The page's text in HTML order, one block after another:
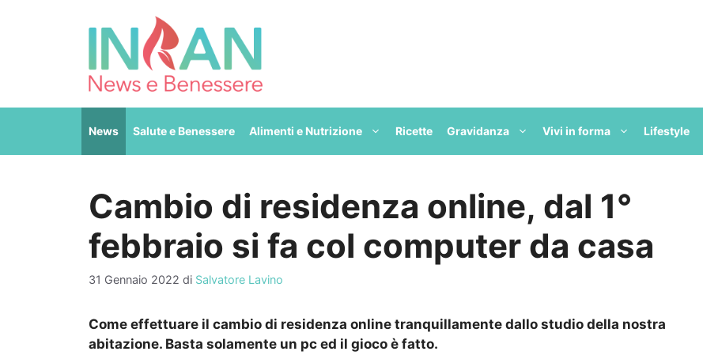
News Salute e Benessere Alimenti e Nutrizione Ricette Gravidanza Vivi in forma Lifestyle
Cambio di residenza online, dal 1°
febbraio si fa col computer da casa
31 Gennaio 2022 di Salvatore Lavino
Come effettuare il cambio di residenza online tranquillamente dallo studio della nostra
abitazione. Basta solamente un pc ed il gioco è fatto.